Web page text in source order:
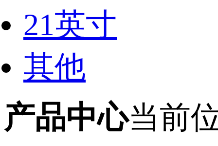
21英寸
其他
产品中心当前